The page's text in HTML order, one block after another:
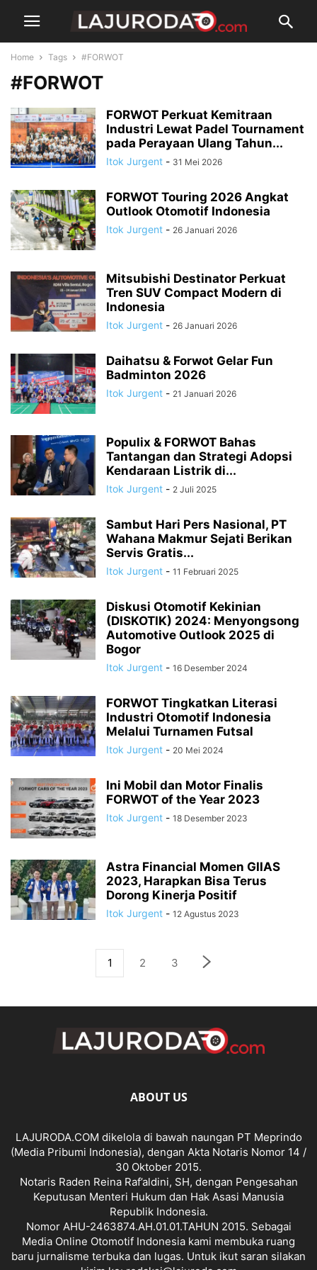
Home Tags #FORWOT
#FORWOT
FORWOT Perkuat Kemitraan
Industri Lewat Padel Tournament
pada Perayaan Ulang Tahun...
Itok Jurgent - 31 Mei 2026
FORWOT Touring 2026 Angkat
Outlook Otomotif Indonesia
Itok Jurgent - 26 Januari 2026
Mitsubishi Destinator Perkuat
Tren SUV Compact Modern di
Indonesia
Itok Jurgent - 26 Januari 2026
Daihatsu & Forwot Gelar Fun
Badminton 2026
Itok Jurgent - 21 Januari 2026
Populix & FORWOT Bahas
Tantangan dan Strategi Adopsi
Kendaraan Listrik di...
Itok Jurgent - 2 Juli 2025
Sambut Hari Pers Nasional, PT
Wahana Makmur Sejati Berikan
Servis Gratis...
Itok Jurgent - 11 Februari 2025
Diskusi Otomotif Kekinian
(DISKOTIK) 2024: Menyongsong
Automotive Outlook 2025 di
Bogor
Itok Jurgent - 16 Desember 2024
FORWOT Tingkatkan Literasi
Industri Otomotif Indonesia
Melalui Turnamen Futsal
Itok Jurgent - 20 Mei 2024
Ini Mobil dan Motor Finalis
FORWOT of the Year 2023
Itok Jurgent - 18 Desember 2023
Astra Financial Momen GIIAS
2023, Harapkan Bisa Terus
Dorong Kinerja Positif
Itok Jurgent - 12 Agustus 2023
1 2 3
ABOUT US
LAJURODA.COM dikelola di bawah naungan PT Meprindo
(Media Pribumi Indonesia), dengan Akta Notaris Nomor 14 /
30 Oktober 2015.
Notaris Raden Reina Raf’aldini, SH, dengan Pengesahan
Keputusan Menteri Hukum dan Hak Asasi Manusia
Republik Indonesia.
Nomor AHU-2463874.AH.01.01.TAHUN 2015. Sebagai
Media Online Otomotif Indonesia kami membuka ruang
baru jurnalisme terbuka dan lugas. Untuk ikut saran silakan